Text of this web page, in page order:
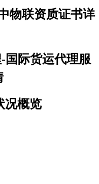
物联资质证书详
国际货运代理服
况概览